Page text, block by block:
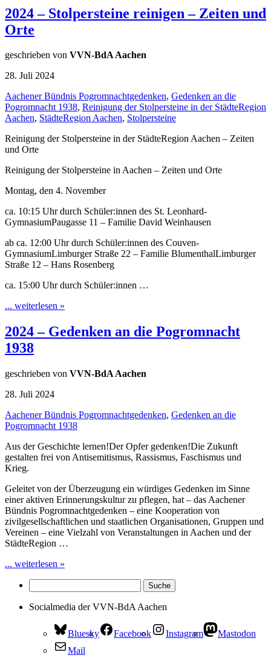
2024 – Stolpersteine reinigen – Zeiten und
Orte
geschrieben von VVN-BdA Aachen
28. Juli 2024
Aachener Bündnis Pogromnachtgedenken, Gedenken an die
Pogromnacht 1938, Reinigung der Stolpersteine in der StädteRegion
Aachen, StädteRegion Aachen, Stolpersteine
Reinigung der Stolpersteine in der StädteRegion Aachen – Zeiten
und Orte
Reinigung der Stolpersteine in Aachen – Zeiten und Orte
Montag, den 4. November
ca. 10:15 Uhr durch Schüler:innen des St. Leonhard-
GymnasiumPaugasse 11 – Familie David Weinhausen
ab ca. 12:00 Uhr durch Schüler:innen des Couven-
GymnasiumLimburger Straße 22 – Familie BlumenthalLimburger
Straße 12 – Hans Rosenberg
ca. 15:00 Uhr durch Schüler:innen …
... weiterlesen »
2024 – Gedenken an die Pogromnacht
1938
geschrieben von VVN-BdA Aachen
28. Juli 2024
Aachener Bündnis Pogromnachtgedenken, Gedenken an die
Pogromnacht 1938
Aus der Geschichte lernen!Der Opfer gedenken!Die Zukunft
gestalten frei von Antisemitismus, Rassismus, Faschismus und
Krieg.
Geleitet von der Überzeugung ein würdiges Gedenken im Sinne
einer aktiven Erinnerungskultur zu pflegen, hat – das Aachener
Bündnis Pogromnachtgedenken – eine Kooperation von
zivilgesellschaftlichen und staatlichen Organisationen, Gruppen und
Vereinen – eine Vielzahl von Veranstaltungen in Aachen und der
StädteRegion …
... weiterlesen »
Socialmedia der VVN-BdA Aachen
Bluesky Facebook Instagram
Mastodon
Mail